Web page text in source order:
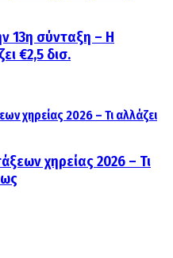
13η σύνταξη – Η
€2,5 δισ.
χηρείας 2026 – Τι